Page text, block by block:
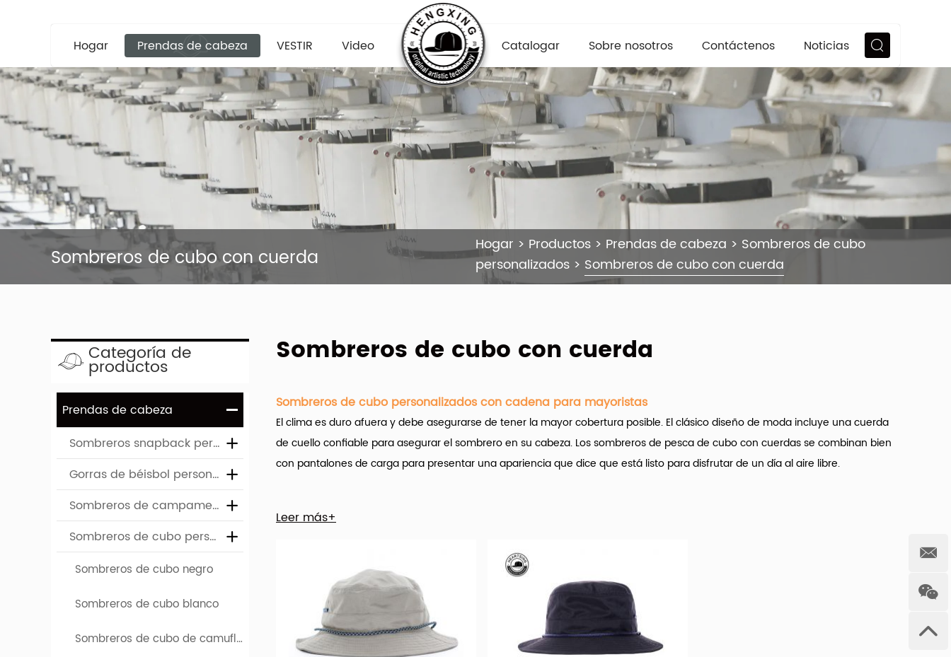
Hogar Prendas de cabeza VESTIR Video Catalogar Sobre nosotros Contáctenos Noticias
Sombreros de cubo con cuerda Hogar > Productos > Prendas de cabeza > Sombreros de cubo
personalizados > Sombreros de cubo con cuerda
Sombreros de cubo con cuerda
Sombreros de cubo personalizados con cadena para mayoristas
El clima es duro afuera y debe asegurarse de tener la mayor cobertura posible. El clásico diseño de moda incluye una cuerda
de cuello confiable para asegurar el sombrero en su cabeza. Los sombreros de pesca de cubo con cuerdas se combinan bien
con pantalones de carga para presentar una apariencia que dice que está listo para disfrutar de un día al aire libre.
por mayor. Y es importante que el nombre del juego aquí sea la personalización.
Una amplia variedad de sombreros de cubo personalizados con opciones de cadena está disponible para usted, como
carácter, imagen y rayas. También puede elegir entre 100% de poliéster, 100% algodón y poliéster/algodón. Así como de color
claro, impreso y simple. Y si los sombreros de cubo personalizados con cadena son muestras gratuitas o muestras pagadas.
Los sombreros de cubos personalizados son más populares en América del Norte, Europa occidental y Europa del Este.
Leer más+
Categoría de
productos
Prendas de cabeza
Sombreros snapback personalizados
Gorras de béisbol personalizadas
Sombreros de campamento personalizados
Sombreros de cubo personalizados
Sombreros de cubo negro
Sombreros de cubo blanco
Sombreros de cubo de camuflaje